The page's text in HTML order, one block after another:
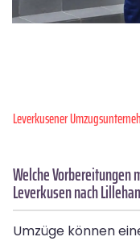
Leverkusener
Welche Vorbereitungen
Leverkusen nach
Umzüge können